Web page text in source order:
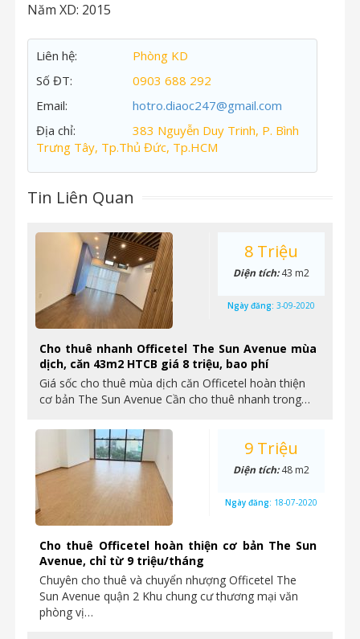
Năm XD: 2015
Liên hệ:
Phòng KD
Số ĐT:
0903 688 292
Email:
hotro.diaoc247@gmail.com
Địa chỉ:
383 Nguyễn Duy Trinh, P. Bình
Trưng Tây, Tp.Thủ Đức, Tp.HCM
Tin Liên Quan
Cho thuê nhanh Officetel The Sun Avenue mùa
dịch, căn 43m2 HTCB giá 8 triệu, bao phí
Giá sốc cho thuê mùa dịch căn Officetel hoàn thiện
cơ bản The Sun Avenue Cần cho thuê nhanh trong…
8 Triệu
Diện tích:43 m2
Ngày đăng: 3-09-2020
Cho thuê Officetel hoàn thiện cơ bản The Sun
Avenue, chỉ từ 9 triệu/tháng
Chuyên cho thuê và chuyển nhượng Officetel The
Sun Avenue quận 2 Khu chung cư thương mại văn
phòng vị…
9 Triệu
Diện tích:48 m2
Ngày đăng: 18-07-2020